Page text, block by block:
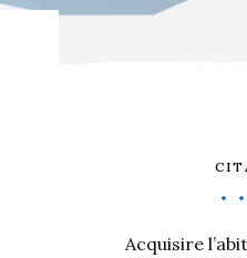
Acquisire